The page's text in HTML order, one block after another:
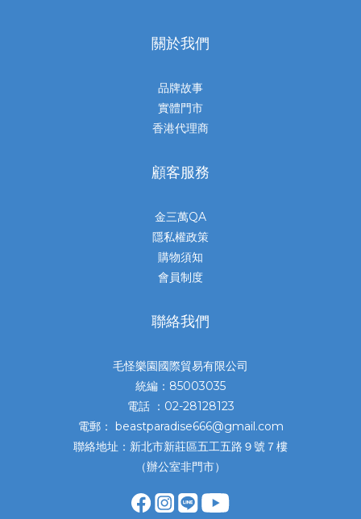
關於我們
品牌故事
實體門市
香港代理商
顧客服務
金三萬QA
隱私權政策
購物須知
會員制度
聯絡我們
毛怪樂園國際貿易有限公司
統編：85003035
電話 ：02-28128123
電郵： beastparadise666@gmail.com
聯絡地址：新北市新莊區五工五路９號７樓
（辦公室非門市）